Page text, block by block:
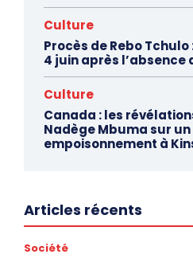
Culture
Procès de Rebo
4 juin après l’absence
Culture
Canada : les
Nadège Mbuma sur
empoisonnement à
Articles récents
Société